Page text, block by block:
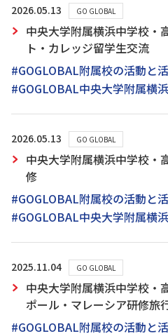
2026.05.13 GO GLOBAL
中央大学附属横浜中学校・
ト・カレッジ留学生交流
#GOGLOBAL附属校の活動と
#GOGLOBAL中央大学附属横
2026.05.13 GO GLOBAL
中央大学附属横浜中学校・
修
#GOGLOBAL附属校の活動と
#GOGLOBAL中央大学附属横
2025.11.04 GO GLOBAL
中央大学附属横浜中学校・
ポール・マレーシア研修旅
#GOGLOBAL附属校の活動と